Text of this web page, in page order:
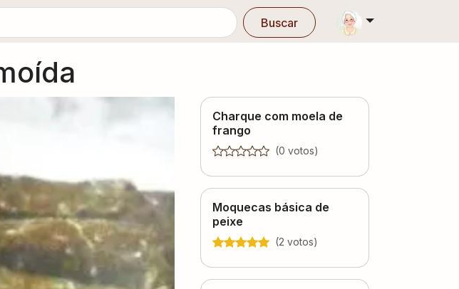
Buscar
Charque com moela de
frango
(0 votos)
Moquecas básica de
peixe
(2 votos)